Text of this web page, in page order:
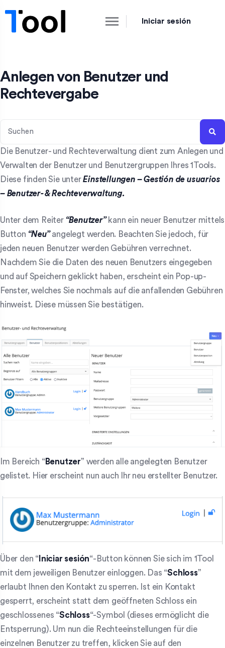
Iniciar sesión
Anlegen von Benutzer und
Rechtevergabe
Die Benutzer- und Rechteverwaltung dient zum Anlegen und
Verwalten der Benutzer und Benutzergruppen Ihres 1Tools.
Diese finden Sie unterEinstellungen – Gestión de usuarios
– Benutzer- & Rechteverwaltung.
Unter dem Reiter“Benutzer” kann ein neuer Benutzer mittels
Button “Neu”angelegt werden. Beachten Sie jedoch, für
jeden neuen Benutzer werden Gebühren verrechnet.
Nachdem Sie die Daten des neuen Benutzers eingegeben
und auf Speichern geklickt haben, erscheint ein Pop-up-
Fenster, welches Sie nochmals auf die anfallenden Gebühren
hinweist. Diese müssen Sie bestätigen.
Im Bereich “Benutzer” werden alle angelegten Benutzer
gelistet. Hier erscheint nun auch Ihr neu erstellter Benutzer.
Über den “ Iniciar sesión“-Button können Sie sich im 1Tool
mit dem jeweiligen Benutzer einloggen. Das “Schloss”
erlaubt Ihnen den Kontakt zu sperren. Ist ein Kontakt
gesperrt, erscheint statt dem geöffneten Schloss ein
geschlossenes “Schloss“-Symbol (dieses ermöglicht die
Entsperrung). Um nun die Rechteeinstellungen für die
einzelnen Benutzer zu treffen, klicken Sie auf den